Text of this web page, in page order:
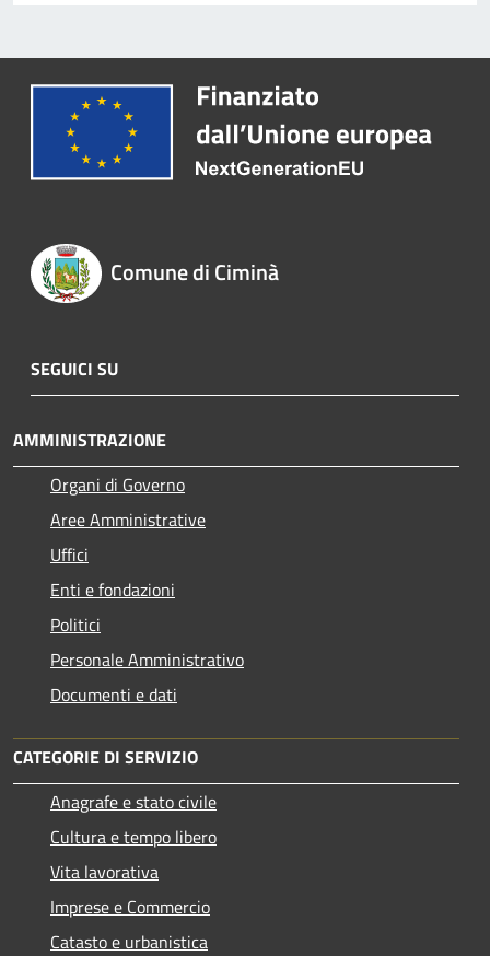
Comune di Ciminà
SEGUICI SU
AMMINISTRAZIONE
Organi di Governo
Aree Amministrative
Uffici
Enti e fondazioni
Politici
Personale Amministrativo
Documenti e dati
CATEGORIE DI SERVIZIO
Anagrafe e stato civile
Cultura e tempo libero
Vita lavorativa
Imprese e Commercio
Catasto e urbanistica